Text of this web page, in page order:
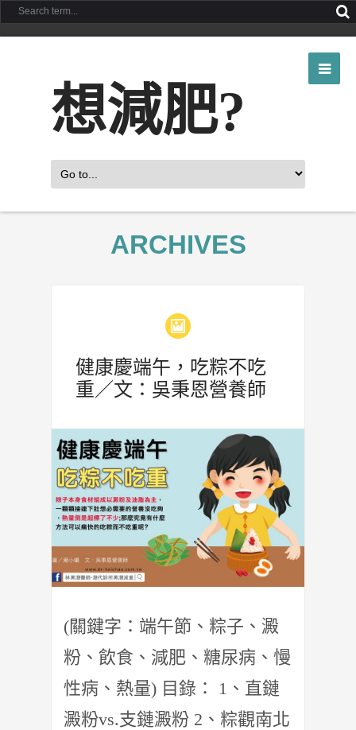
想減肥?
ARCHIVES
健康慶端午，吃粽不吃
重／文：吳秉恩營養師
(關鍵字：端午節、粽子、澱
粉、飲食、減肥、糖尿病、慢
性病、熱量) 目錄： 1、直鏈
澱粉vs.支鏈澱粉 2、粽觀南北